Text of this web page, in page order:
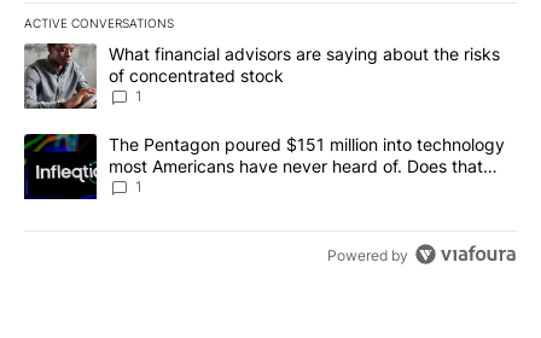
ACTIVE CONVERSATIONS
The following is a list of the most commented articles in the last
A trending article titled "What financial advisors are saying
What financial advisors are saying about the risks
of concentrated stock
1
A trending article titled "The Pentagon poured $151 million into
The Pentagon poured $151 million into technology
most Americans have never heard of. Does that
make it a good investment?
1
Powered by